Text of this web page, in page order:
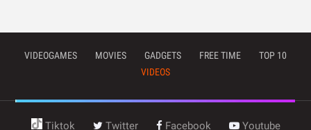
VIDEOGAMES MOVIES GADGETS FREE TIME
TOP 10
VIDEOS
Tiktok Twitter Facebook Youtube